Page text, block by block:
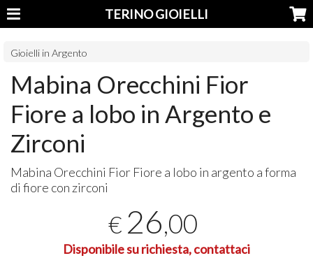
TERINO GIOIELLI
Gioielli in Argento
Mabina Orecchini Fior
Fiore a lobo in Argento e
Zirconi
Mabina Orecchini Fior Fiore a lobo in argento a forma
di fiore con zirconi
€ 26,00
Disponibile su richiesta, contattaci